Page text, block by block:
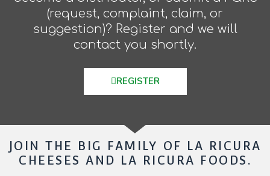
(request, complaint, claim, or
suggestion)? Register and we will
contact you shortly.
REGISTER
JOIN THE BIG FAMILY OF LA RICURA
CHEESES AND LA RICURA FOODS.